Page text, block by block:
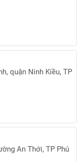
quận Ninh Kiều, TP
An Thới, TP Phú